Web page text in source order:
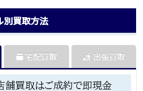
別買取方法
舗買取はご成約で即現金
宅配買取 出張買取